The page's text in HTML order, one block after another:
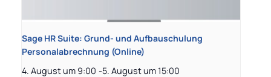
Sage HR Suite: Grund- und Aufbauschulung
Personalabrechnung (Online)
4. August um 9:00 -5. August um 15:00